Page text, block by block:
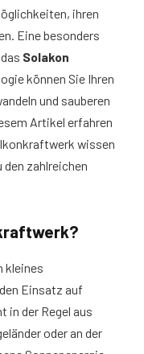
ihren
Eine besonders
Solakon
können Sie Ihren
und sauberen
Artikel erfahren
wissen
zahlreichen
kleines
Einsatz auf
in der Regel aus
oder an der